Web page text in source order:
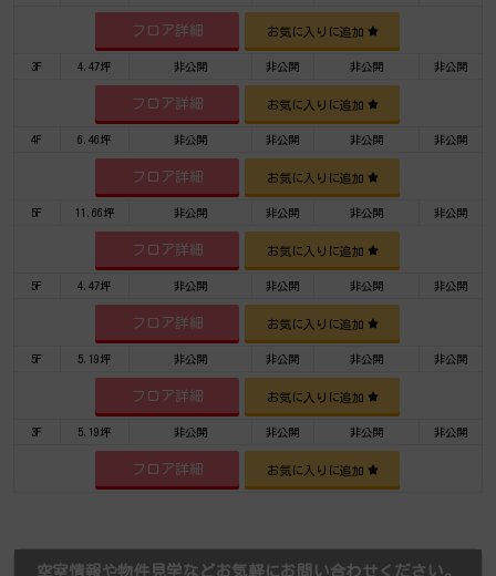
フロア詳細 お気に入りに追加
3F 4.47坪 非公開 非公開 非公開 非公開
フロア詳細 お気に入りに追加
4F 6.46坪 非公開 非公開 非公開 非公開
フロア詳細 お気に入りに追加
5F 11.66坪 非公開 非公開 非公開 非公開
フロア詳細 お気に入りに追加
5F 4.47坪 非公開 非公開 非公開 非公開
フロア詳細 お気に入りに追加
5F 5.19坪 非公開 非公開 非公開 非公開
フロア詳細 お気に入りに追加
3F 5.19坪 非公開 非公開 非公開 非公開
フロア詳細 お気に入りに追加
空室情報や物件見学などお気軽にお問い合わせください。